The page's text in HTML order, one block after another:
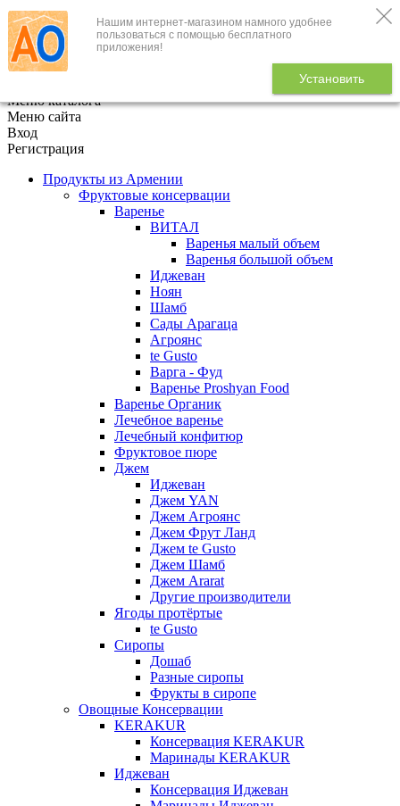
Нашим интернет-магазином намного удобнее
пользоваться с помощью бесплатного
приложения!
Установить
+7 (495) 646-888-1
В корзине
Меню каталога
Меню сайта
Вход
Регистрация
Продукты из Армении
Фруктовые консервации
Варенье
ВИТАЛ
Варенья малый объем
Варенья большой объем
Иджеван
Ноян
Шамб
Сады Арагаца
Агроянс
te Gusto
Варга - Фуд
Варенье Proshyan Food
Варенье Органик
Лечебное варенье
Лечебный конфитюр
Фруктовое пюре
Джем
Иджеван
Джем YAN
Джем Агроянс
Джем Фрут Ланд
Джем te Gusto
Джем Шамб
Джем Ararat
Другие производители
Ягоды протёртые
te Gusto
Сиропы
Дошаб
Разные сиропы
Фрукты в сиропе
Овощные Консервации
KERAKUR
Консервация KERAKUR
Маринады KERAKUR
Иджеван
Консервация Иджеван